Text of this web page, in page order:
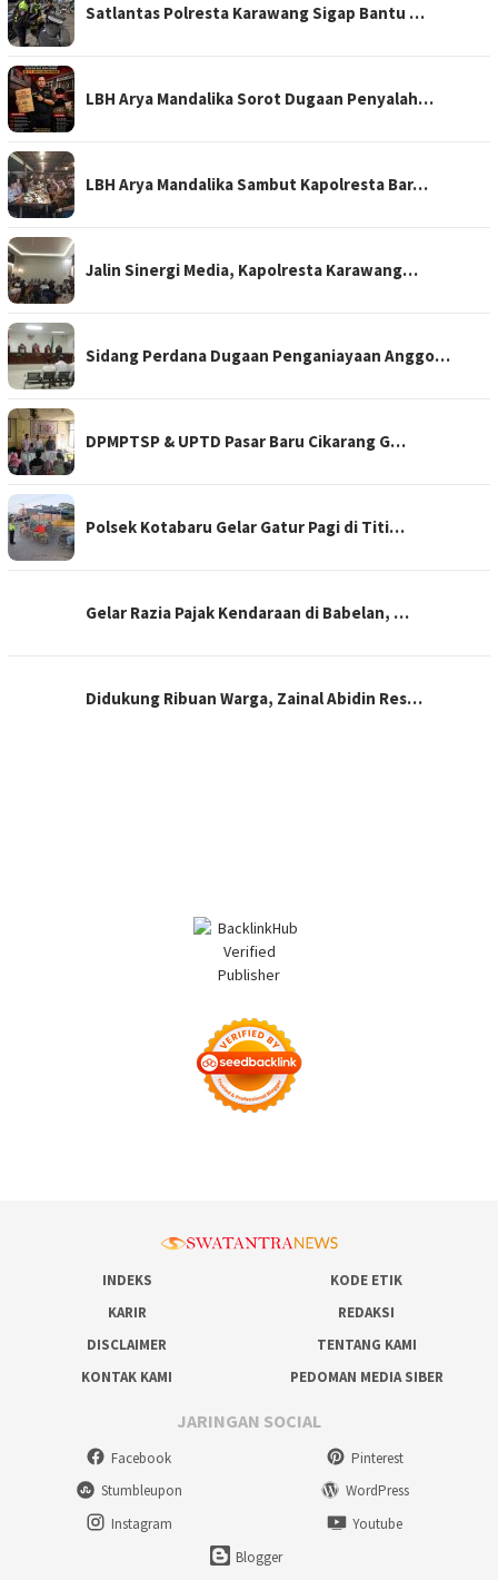
Satlantas Polresta Karawang Sigap Bantu …
LBH Arya Mandalika Sorot Dugaan Penyalah…
LBH Arya Mandalika Sambut Kapolresta Bar…
Jalin Sinergi Media, Kapolresta Karawang…
Sidang Perdana Dugaan Penganiayaan Anggo…
DPMPTSP & UPTD Pasar Baru Cikarang G…
Polsek Kotabaru Gelar Gatur Pagi di Titi…
Gelar Razia Pajak Kendaraan di Babelan, …
Didukung Ribuan Warga, Zainal Abidin Res…
INDEKS
KODE ETIK
KARIR
REDAKSI
DISCLAIMER
TENTANG KAMI
KONTAK KAMI
PEDOMAN MEDIA SIBER
JARINGAN SOCIAL
Facebook
Pinterest
Stumbleupon
WordPress
Instagram
Youtube
Blogger